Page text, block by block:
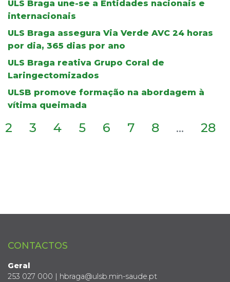
ULS Braga une-se a Entidades nacionais e
internacionais
ULS Braga assegura Via Verde AVC 24 horas
por dia, 365 dias por ano
ULS Braga reativa Grupo Coral de
Laringectomizados
ULSB promove formação na abordagem à
vítima queimada
2 3 4 5 6 7 8 ... 28
CONTACTOS
Geral
253 027 000 | hbraga@ulsb.min-saude.pt